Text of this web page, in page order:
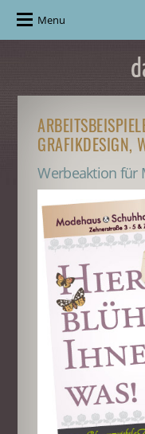
Menu
GRAFIKDESIGN,
Werbeaktion für